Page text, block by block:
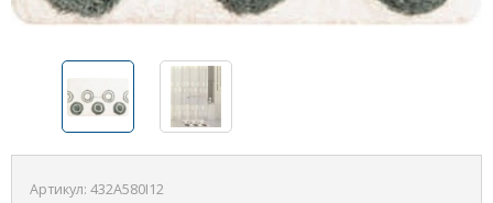
Артикул: 432A580I12